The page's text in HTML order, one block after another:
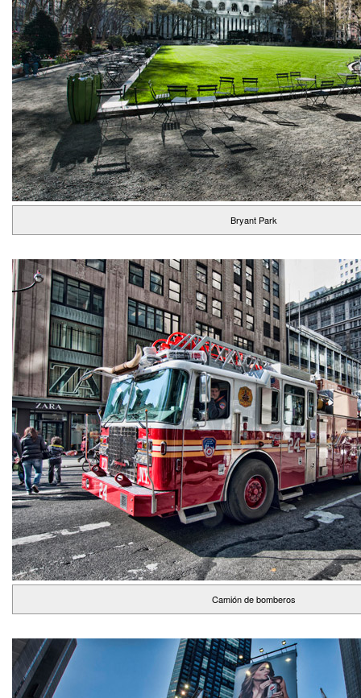
Bryant Park
Camión de bomberos